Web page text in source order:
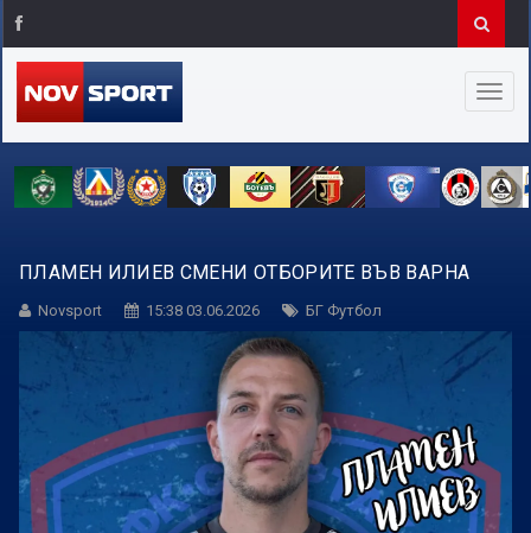
ПЛАМЕН ИЛИЕВ СМЕНИ ОТБОРИТЕ ВЪВ ВАРНА
Novsport 15:38 03.06.2026 БГ Футбол